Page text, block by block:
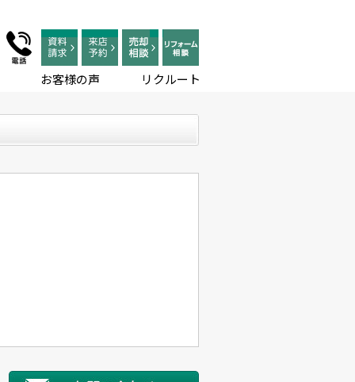
お客様の声 リクルート